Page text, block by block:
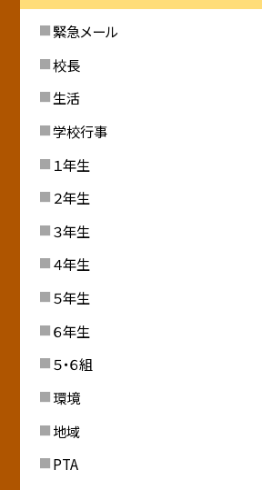
緊急メール
校長
生活
学校行事
１年生
２年生
３年生
４年生
５年生
６年生
５・６組
環境
地域
PTA